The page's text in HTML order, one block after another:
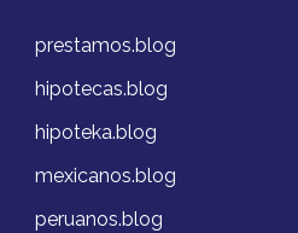
prestamos.blog
hipotecas.blog
hipoteka.blog
mexicanos.blog
peruanos.blog